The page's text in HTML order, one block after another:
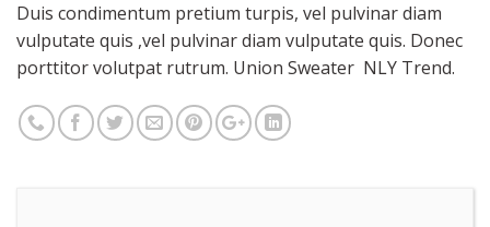
trên
đánh giá
Duis condimentum pretium turpis, vel pulvinar diam
vulputate quis ,vel pulvinar diam vulputate quis. Donec
porttitor volutpat rutrum. Union Sweater NLY Trend.